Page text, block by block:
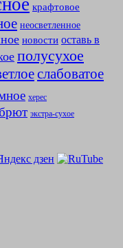
крафтовое
неосветленное
новости оставь в
полусухое
слабоватое
херес
экстра-сухое